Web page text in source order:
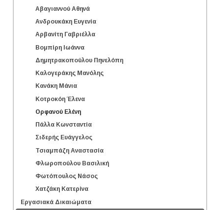
Αβαγιαννού Αθηνά
Ανδρουκάκη Ευγενία
Αρβανίτη Γαβριέλλα
Βομπίρη Ιωάννα
Δημητρακοπούλου Πηνελόπη
Καλογεράκης Μανόλης
Κανάκη Μάνια
Κοτροκόη Έλενα
Ορφανού Ελένη
Πάλλα Κωνσταντία
Σιδερής Ευάγγελος
Τσιαμπάζη Αναστασία
Φλωροπούλου Βασιλική
Φωτόπουλος Νάσος
Χατζάκη Κατερίνα
Εργασιακά Δικαιώματα